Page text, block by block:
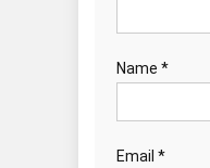
Name *
Email *